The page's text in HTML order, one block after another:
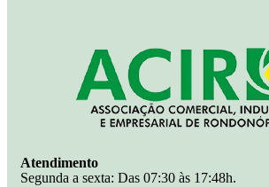
Atendimento
Segunda a sexta: Das 07:30 às 17:48h.